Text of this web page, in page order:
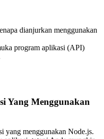
dianjurkan menggunakan
program aplikasi (API)
Yang Menggunakan
yang menggunakan Node.js.